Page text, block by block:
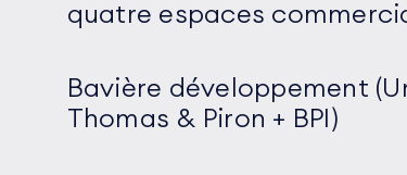
quatre espaces
Bavière développement
Thomas & Piron + BPI)